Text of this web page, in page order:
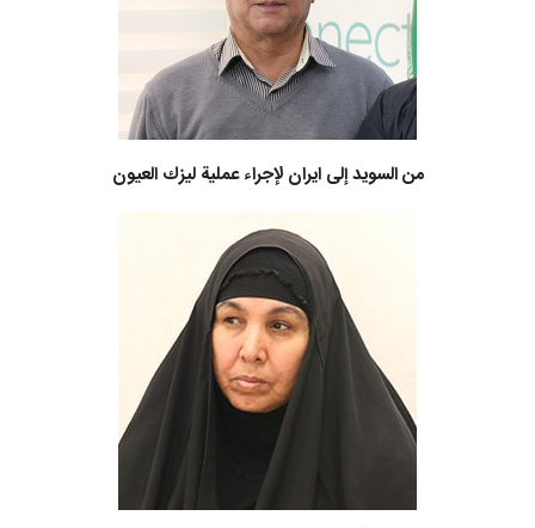
من السويد إلى ايران لإجراء عملية ليزك العيون